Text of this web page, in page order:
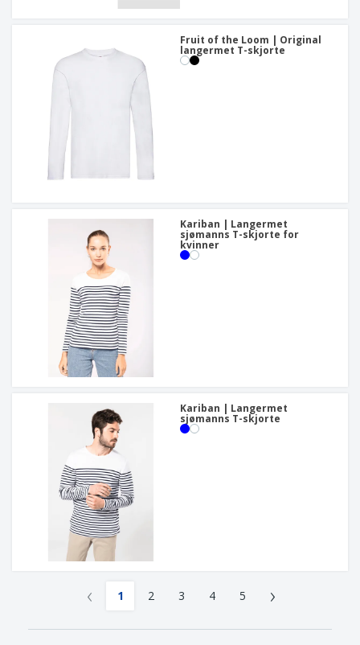
Fruit of the Loom | Original
langermet T-skjorte
Kariban | Langermet
sjømanns T-skjorte for
kvinner
Kariban | Langermet
sjømanns T-skjorte
‹ 1 2 3 4 5 ›